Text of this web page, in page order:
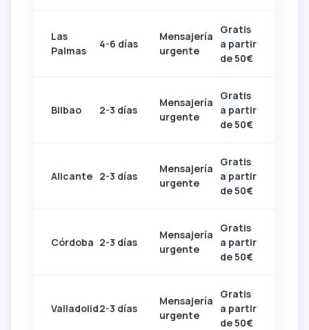
Las
Palmas
4-6 días
Mensajería
urgente
Gratis
a partir
de 50€
Bilbao 2-3 días
Mensajería
urgente
Gratis
a partir
de 50€
Alicante 2-3 días
Mensajería
urgente
Gratis
a partir
de 50€
Córdoba 2-3 días
Mensajería
urgente
Gratis
a partir
de 50€
Valladolid2-3 días
Mensajería
urgente
Gratis
a partir
de 50€